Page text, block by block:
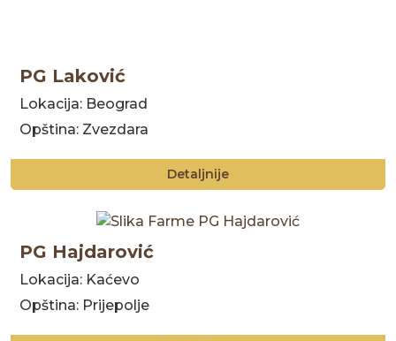
PG Laković
Lokacija: Beograd
Opština: Zvezdara
Detaljnije
PG Hajdarović
Lokacija: Kaćevo
Opština: Prijepolje